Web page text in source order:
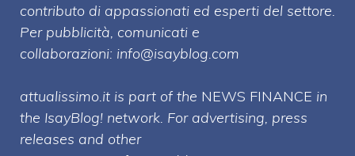
contributo di appassionati ed esperti del settore.
Per pubblicità, comunicati e
collaborazioni: info@isayblog.com
attualissimo.it is part of the NEWS FINANCE in
the IsayBlog! network. For advertising, press
releases and other